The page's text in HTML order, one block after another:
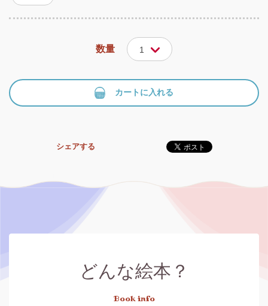
数量 1
カートに入れる
シェアする
どんな絵本？
Book info